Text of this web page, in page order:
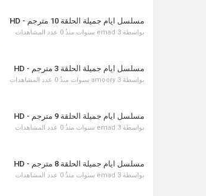
مسلسل ايام جميلة الحلقة 10 مترجم - HD
بواسطة emad 3 سنوات منذُ 0 عدد المشاهدات
مسلسل ايام جميلة الحلقة 3 مترجم - HD
بواسطة amoory 3 سنوات منذُ 0 عدد المشاهدات
مسلسل ايام جميلة الحلقة 9 مترجم - HD
بواسطة emad 3 سنوات منذُ 0 عدد المشاهدات
مسلسل ايام جميلة الحلقة 8 مترجم - HD
بواسطة emad 3 سنوات منذُ 0 عدد المشاهدات